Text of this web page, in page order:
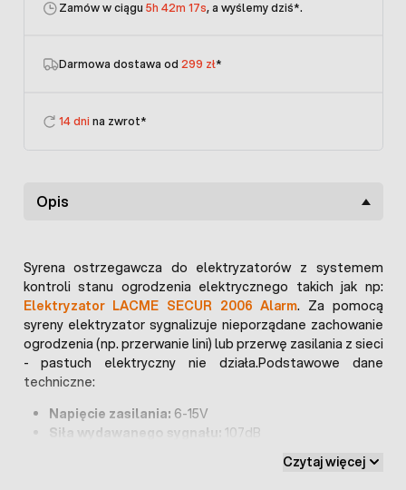
Zamów w ciągu 5h 42m 16s, a wyślemy dziś*.
Darmowa dostawa od 299 zł*
14 dni na zwrot*
Opis
Syrena ostrzegawcza do elektryzatorów z systemem
kontroli stanu ogrodzenia elektrycznego takich jak np:
Elektryzator LACME SECUR 2006 Alarm. Za pomocą
syreny elektryzator sygnalizuje nieporządane zachowanie
ogrodzenia (np. przerwanie lini) lub przerwę zasilania z sieci
- pastuch elektryczny nie działa.Podstawowe dane
techniczne:
Napięcie zasilania: 6-15V
Siła wydawanego sygnału: 107dB
Czytaj więcej